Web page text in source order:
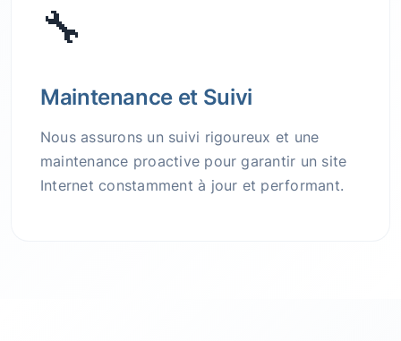
🔧
Maintenance et Suivi
Nous assurons un suivi rigoureux et une
maintenance proactive pour garantir un site
Internet constamment à jour et performant.